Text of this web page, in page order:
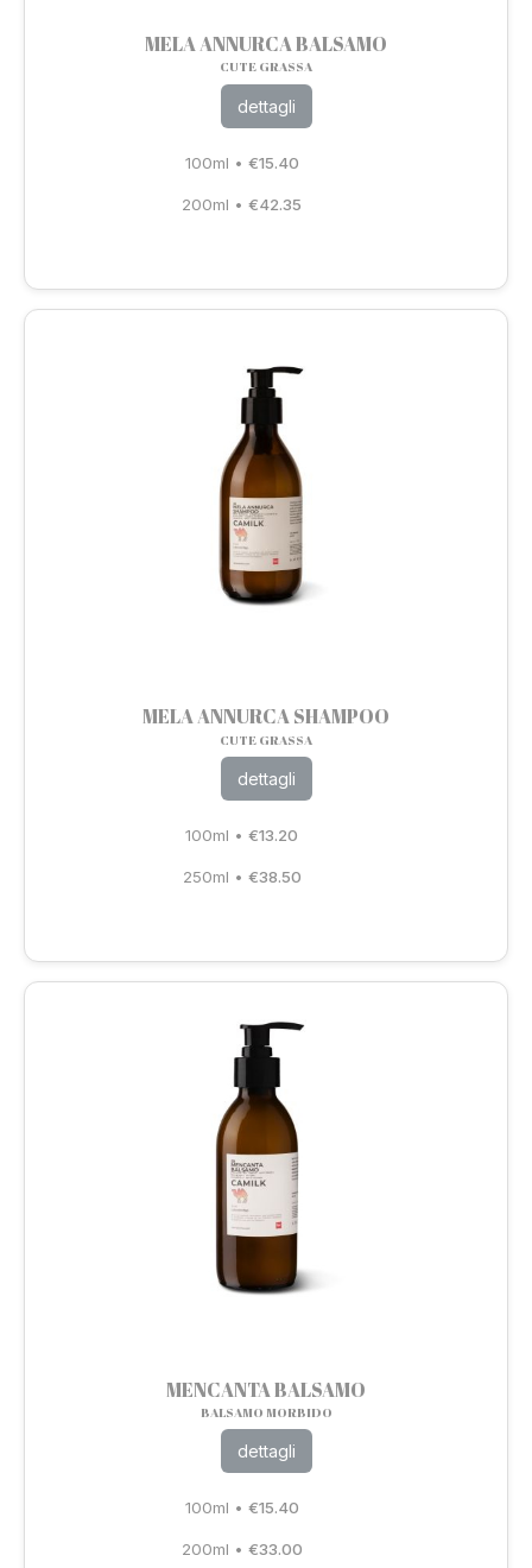
MELA ANNURCA BALSAMO
CUTE GRASSA
dettagli
100ml • €15.40
200ml •€42.35
MELA ANNURCA SHAMPOO
CUTE GRASSA
dettagli
100ml •€13.20
250ml • €38.50
MENCANTA BALSAMO
BALSAMO MORBIDO
dettagli
100ml • €15.40
200ml • €33.00